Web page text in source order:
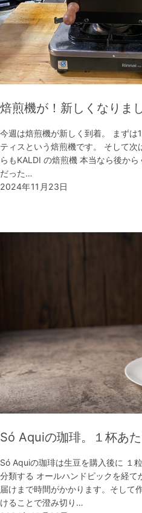
焙煎機が！新しくなりま
今週は焙煎機が新しく到着。 まず
ティスという焙煎機です。 そして
らもKALDI の焙煎機 本当なら後か
だった…
2024年11月23日
Só Aquiの珈琲。１杯あ
Só Aquiの珈琲は生豆を購入後に １
分類する オールハンドピックを経
届けまで時間がかかります。そして
けることで澄み切り…